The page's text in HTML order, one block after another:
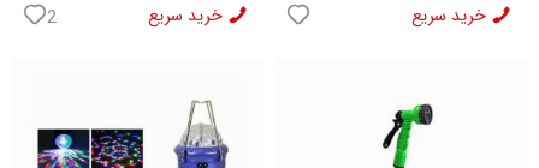
خرید سریع 2 خرید سریع